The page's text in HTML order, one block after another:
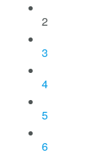
2
3
4
5
6